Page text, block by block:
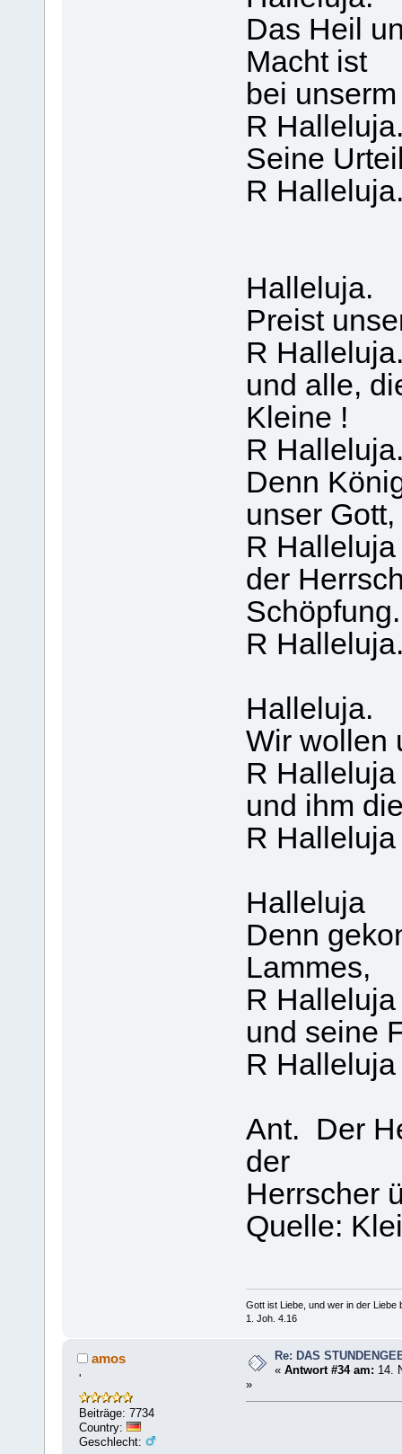
Das Heil
Macht ist
bei
R
Seine
R
Halleluja.
Preist
R
und alle,
Kleine !
R
Denn
unser Gott,
R Halleluja
der
Schöpfung.
R
Halleluja.
Wir wollen
R Halleluja
und ihm
R Halleluja
Halleluja
Denn
Lammes,
R Halleluja
und seine
R Halleluja
Ant. Der
der
Herrscher
Quelle:
Gott ist Liebe, und wer in der Liebe
1. Joh. 4.16
amos
'
Beiträge: 7734
Country:
Geschlecht:
Re: DAS
«Antwort #34 am: 14.
»